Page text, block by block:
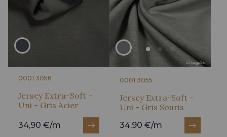
0001 3056
Jersey Extra-Soft -
Uni - Gris Acier
34,90 €/m
0001 3055
Jersey Extra-Soft -
Uni - Gris Souris
34,90 €/m